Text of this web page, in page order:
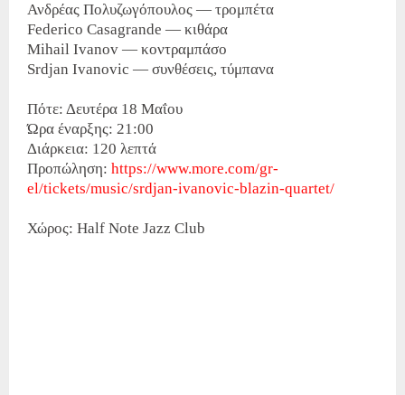
Ανδρέας Πολυζωγόπουλος — τρομπέτα
Federico Casagrande — κιθάρα
Mihail Ivanov — κοντραμπάσο
Srdjan Ivanovic — συνθέσεις, τύμπανα
Πότε: Δευτέρα 18 Μαΐου
Ώρα έναρξης: 21:00
Διάρκεια: 120 λεπτά
Προπώληση: https://www.more.com/gr-
el/tickets/music/srdjan-ivanovic-blazin-quartet/
Χώρος: Half Note Jazz Club